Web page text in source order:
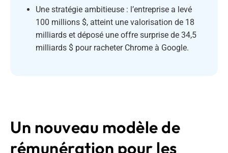
Une stratégie ambitieuse : l’entreprise a levé
100 millions $, atteint une valorisation de 18
milliards et déposé une offre surprise de 34,5
milliards $ pour racheter Chrome à Google.
Un nouveau modèle de
rémunération pour les